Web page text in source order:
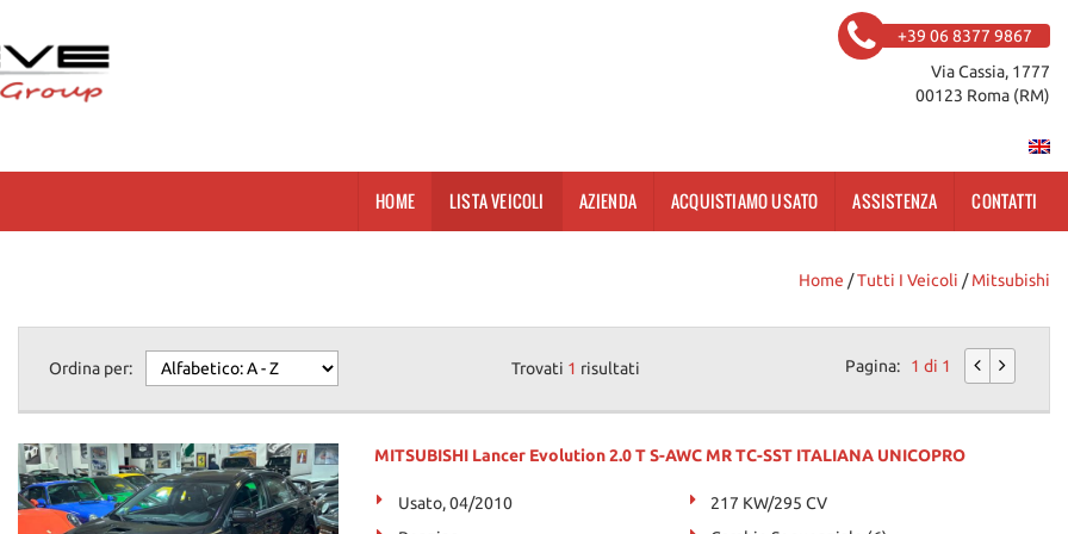
+39 06 8377 9867
Via Cassia, 1777
00123 Roma (RM)
HOME LISTA VEICOLI AZIENDA ACQUISTIAMO USATO ASSISTENZA CONTATTI
Home /Tutti I Veicoli /Mitsubishi
Ordina per: Trovati 1 risultati Pagina: 1 di 1
MITSUBISHI Lancer Evolution 2.0 T S-AWC MR TC-SST ITALIANA UNICOPRO
Usato, 04/2010
217 KW/295 CV